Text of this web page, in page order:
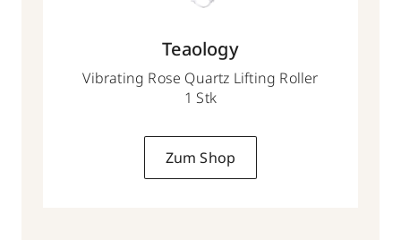
Teaology
Vibrating Rose Quartz Lifting Roller
1 Stk
Zum Shop